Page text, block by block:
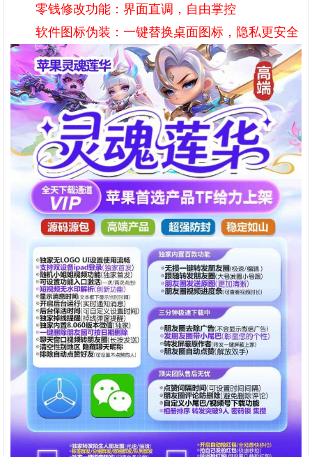
零钱修改功能：界面直调，自由掌控
软件图标伪装：一键替换桌面图标，隐私更安全